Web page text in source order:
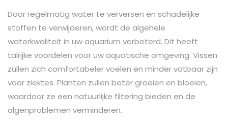
Door regelmatig water te verversen en schadelijke
stoffen te verwijderen, wordt de algehele
waterkwaliteit in uw aquarium verbeterd. Dit heeft
talrijke voordelen voor uw aquatische omgeving. Vissen
zullen zich comfortabeler voelen en minder vatbaar zijn
voor ziektes. Planten zullen beter groeien en bloeien,
waardoor ze een natuurlijke filtering bieden en de
algenproblemen verminderen.